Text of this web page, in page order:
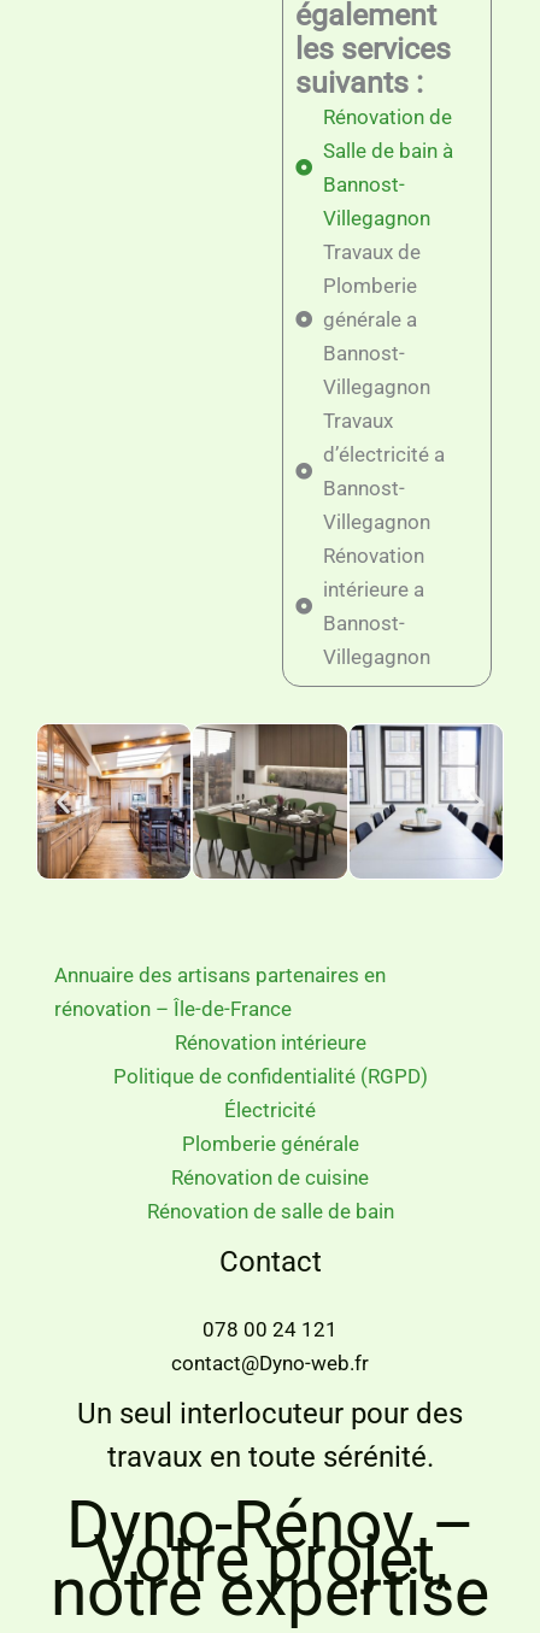
également
les services
suivants :
Rénovation de
Salle de bain à
Bannost-
Villegagnon
Travaux de
Plomberie
générale a
Bannost-
Villegagnon
Travaux
d’électricité a
Bannost-
Villegagnon
Rénovation
intérieure a
Bannost-
Villegagnon
Annuaire des artisans partenaires en
rénovation – Île-de-France
Rénovation intérieure
Politique de confidentialité (RGPD)
Électricité
Plomberie générale
Rénovation de cuisine
Rénovation de salle de bain
Contact
078 00 24 121
contact@Dyno-web.fr
Un seul interlocuteur pour des
travaux en toute sérénité.
Dyno-Rénov –
Votre projet,
notre expertise